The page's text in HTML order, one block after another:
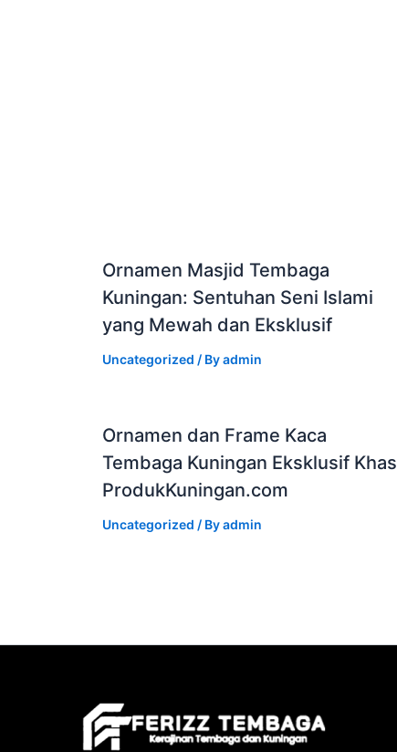
Ornamen Masjid Tembaga
Kuningan: Sentuhan Seni Islami
yang Mewah dan Eksklusif
Uncategorized / Byadmin
Ornamen dan Frame Kaca
Tembaga Kuningan Eksklusif Khas
ProdukKuningan.com
Uncategorized / Byadmin